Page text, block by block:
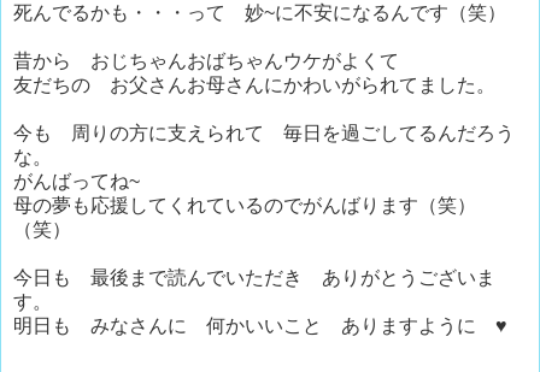
死んでるかも・・・って 妙~に不安になるんです（笑）
昔から おじちゃんおばちゃんウケがよくて
友だちの お父さんお母さんにかわいがられてました。
今も 周りの方に支えられて 毎日を過ごしてるんだろう
な。
がんばってね~
母の夢も応援してくれているのでがんばります（笑）
（笑）
今日も 最後まで読んでいただき ありがとうございま
す。
明日も みなさんに 何かいいこと ありますように ♥